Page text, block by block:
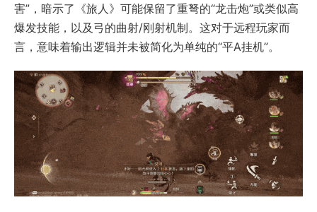
害”，暗示了《旅人》可能保留了重弩的“龙击炮”或类似高
爆发技能，以及弓的曲射/刚射机制。这对于远程玩家而
言，意味着输出逻辑并未被简化为单纯的“平A挂机”。